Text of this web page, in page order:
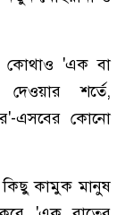
কোথাও 'এক বা
শর্তে,
এসবের কোনো
কিছু কামুক মানুষ